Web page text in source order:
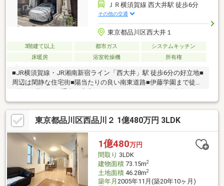
ＪＲ横須賀線 西大井駅 徒歩6分
その他の交通
東京都品川区西大井１
3階建て以上 都市ガス
システムキッチン
床暖房
浴室乾燥機 所有権
■JR横須賀線・JR湘南新宿ライン「西大井」駅 徒歩6分の好立地■
周辺は閑静な住宅街■陽当たりの良い南東道路■伊藤学園まで徒歩
陽当たりと、整形地ならではの使いやすさが魅力■全室二面採光
につき、採光・通風に優れた住まい■空室の為、お気兼ね無くご
見学いただけます！
東京都品川区西品川２ 1億480万円 3LDK
1億480万円
間取り 3LDK
建物面積73.15m2
土地面積46.28m2
築年月 2005年11月(築20年10ヶ月)